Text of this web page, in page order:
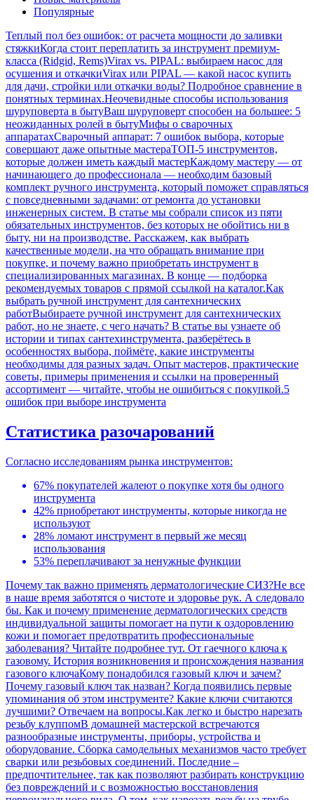
Популярные
Теплый пол без ошибок: от расчета мощности до заливки
стяжкиКогда стоит переплатить за инструмент премиум-
класса (Ridgid, Rems)Virax vs. PIPAL: выбираем насос для
осушения и откачкиVirax или PIPAL — какой насос купить
для дачи, стройки или откачки воды? Подробное сравнение в
понятных терминах.Неочевидные способы использования
шуруповерта в бытуВаш шуруповерт способен на большее: 5
неожиданных ролей в бытуМифы о сварочных
аппаратахСварочный аппарат: 7 ошибок выбора, которые
совершают даже опытные мастераТОП-5 инструментов,
которые должен иметь каждый мастерКаждому мастеру — от
начинающего до профессионала — необходим базовый
комплект ручного инструмента, который поможет справляться
с повседневными задачами: от ремонта до установки
инженерных систем. В статье мы собрали список из пяти
обязательных инструментов, без которых не обойтись ни в
быту, ни на производстве. Расскажем, как выбрать
качественные модели, на что обращать внимание при
покупке, и почему важно приобретать инструмент в
специализированных магазинах. В конце — подборка
рекомендуемых товаров с прямой ссылкой на каталог.Как
выбрать ручной инструмент для сантехнических
работВыбираете ручной инструмент для сантехнических
работ, но не знаете, с чего начать? В статье вы узнаете об
истории и типах сантехинструмента, разберётесь в
особенностях выбора, поймёте, какие инструменты
необходимы для разных задач. Опыт мастеров, практические
советы, примеры применения и ссылки на проверенный
ассортимент — читайте, чтобы не ошибиться с покупкой.5
ошибок при выборе инструмента
Статистика разочарований
Согласно исследованиям рынка инструментов:
67% покупателей жалеют о покупке хотя бы одного
инструмента
42% приобретают инструменты, которые никогда не
используют
28% ломают инструмент в первый же месяц
использования
53% переплачивают за ненужные функции
Почему так важно применять дерматологические СИЗ?Не все
в наше время заботятся о чистоте и здоровье рук. А следовало
бы. Как и почему применение дерматологических средств
индивидуальной защиты помогает на пути к оздоровлению
кожи и помогает предотвратить профессиональные
заболевания? Читайте подробнее тут. От гаечного ключа к
газовому. История возникновения и происхождения названия
газового ключаКому понадобился газовый ключ и зачем?
Почему газовый ключ так назван? Когда появились первые
упоминания об этом инструменте? Какие ключи считаются
лучшими? Отвечаем на вопросы.Как легко и быстро нарезать
резьбу клуппомВ домашней мастерской встречаются
разнообразные инструменты, приборы, устройства и
оборудование. Сборка самодельных механизмов часто требует
сварки или резьбовых соединений. Последние –
предпочтительнее, так как позволяют разбирать конструкцию
без повреждений и с возможностью восстановления